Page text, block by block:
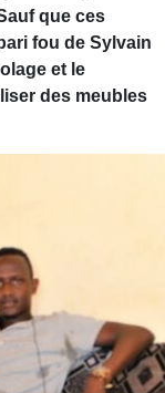
que ces
fou de Sylvain
et le
des meubles